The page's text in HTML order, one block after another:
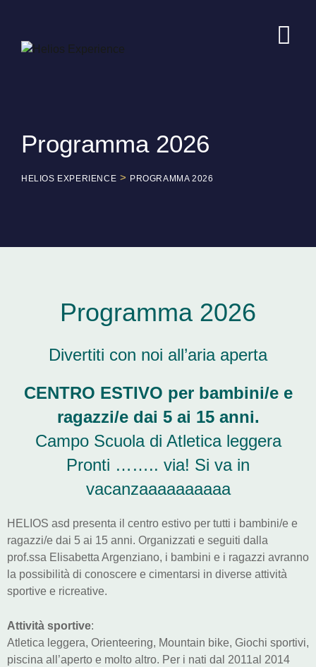
Programma 2026
HELIOS EXPERIENCE > PROGRAMMA 2026
Programma 2026
Divertiti con noi all’aria aperta
CENTRO ESTIVO per bambini/e e
ragazzi/e dai 5 ai 15 anni.
Campo Scuola di Atletica leggera
Pronti …….. via! Si va in
vacanzaaaaaaaaaa
HELIOS asd presenta il centro estivo per tutti i bambini/e e
ragazzi/e dai 5 ai 15 anni. Organizzati e seguiti dalla
prof.ssa Elisabetta Argenziano, i bambini e i ragazzi avranno
la possibilità di conoscere e cimentarsi in diverse attività
sportive e ricreative.
Attività sportive:
Atletica leggera, Orienteering, Mountain bike, Giochi sportivi,
piscina all’aperto e molto altro. Per i nati dal 2011al 2014